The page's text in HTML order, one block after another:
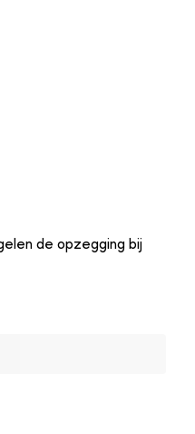
de opzegging bij